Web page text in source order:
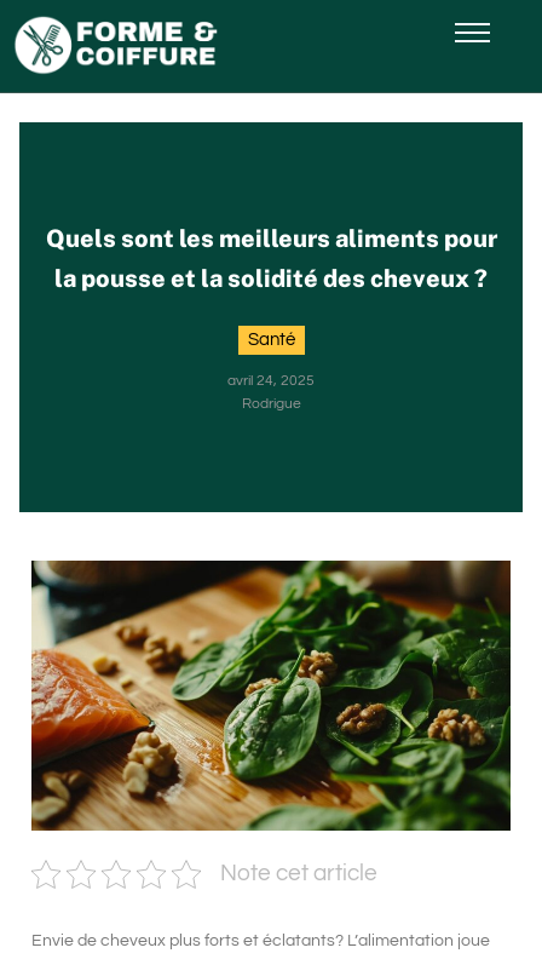
Quels sont les meilleurs aliments pour
la pousse et la solidité des cheveux ?
Santé
avril 24, 2025
Rodrigue
Note cet article
Envie de cheveux plus forts et éclatants? L’alimentation joue